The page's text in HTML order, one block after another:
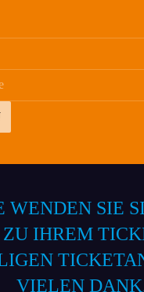
WENDEN SIE
ZU IHREM
VIELEN